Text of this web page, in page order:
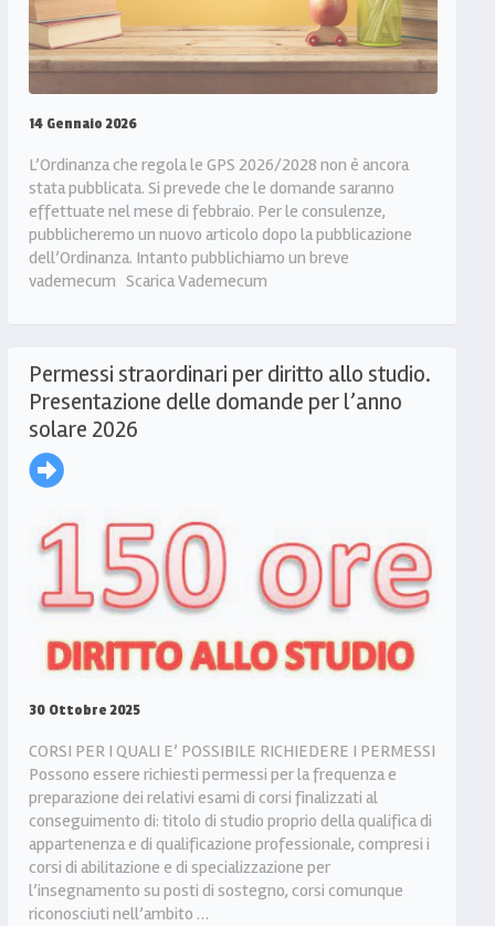
14 Gennaio 2026
L’Ordinanza che regola le GPS 2026/2028 non è ancora
stata pubblicata. Si prevede che le domande saranno
effettuate nel mese di febbraio. Per le consulenze,
pubblicheremo un nuovo articolo dopo la pubblicazione
dell’Ordinanza. Intanto pubblichiamo un breve
vademecum Scarica Vademecum
Permessi straordinari per diritto allo studio.
Presentazione delle domande per l’anno
solare 2026
30 Ottobre 2025
CORSI PER I QUALI E’ POSSIBILE RICHIEDERE I PERMESSI
Possono essere richiesti permessi per la frequenza e
preparazione dei relativi esami di corsi finalizzati al
conseguimento di: titolo di studio proprio della qualifica di
appartenenza e di qualificazione professionale, compresi i
corsi di abilitazione e di specializzazione per
l’insegnamento su posti di sostegno, corsi comunque
riconosciuti nell’ambito …